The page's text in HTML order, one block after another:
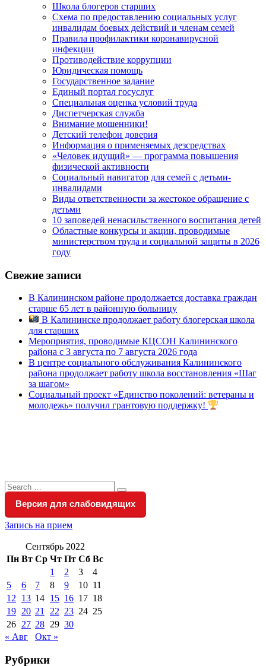
Школа блогеров старших
Схема по предоставлению социальных услуг
инвалидам боевых действий и членам семей
Правила профилактики коронавирусной
инфекции
Противодействие коррупции
Юридическая помощь
Государственное задание
Единый портал госуслуг
Специальная оценка условий труда
Диспетчерская служба
Внимание мошенники!
Детский телефон доверия
Информация о применяемых дезсредствах
«Человек идущий» — программа повышения
физической активности
Социальный навигатор для семей с детьми-
инвалидами
Виды ответственности за жестокое обращение с
детьми
10 заповедей ненасильственного воспитания детей
Областные конкурсы и акции, проводимые
министерством труда и социальной защиты в 2026
году
Свежие записи
В Калининском районе продолжается доставка граждан
старше 65 лет в районную больницу
В Калининске продолжает работу блогерская школа
для старших
Мероприятия, проводимые КЦСОН Калининского
района с 3 августа по 7 августа 2026 года
В центре социального обслуживания Калининского
района продолжает работу школа восстановления «Шаг
за шагом»
Социальный проект «Единство поколений: ветераны и
молодежь» получил грантовую поддержку!
Search
for:
Search
Версия для слабовидящих
Запись на прием
Сентябрь 2022
Пн Вт Ср Чт Пт Сб Вс
1
2 3
4
5
6 7 8 9 10 11
12
13 14 15 16 17 18
19 20 21 22 23 24 25
26 27 28 29 30
« Авг
Окт »
Рубрики